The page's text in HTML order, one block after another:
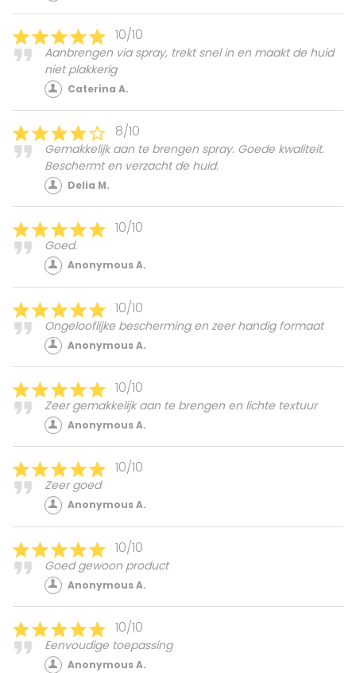
10/10
Aanbrengen via spray, trekt snel in en maakt de huid
niet plakkerig
Caterina A.
8/10
Gemakkelijk aan te brengen spray. Goede kwaliteit.
Beschermt en verzacht de huid.
Delia M.
10/10
Goed.
Anonymous A.
10/10
Ongelooflijke bescherming en zeer handig formaat
Anonymous A.
10/10
Zeer gemakkelijk aan te brengen en lichte textuur
Anonymous A.
10/10
Zeer goed
Anonymous A.
10/10
Goed gewoon product
Anonymous A.
10/10
Eenvoudige toepassing
Anonymous A.